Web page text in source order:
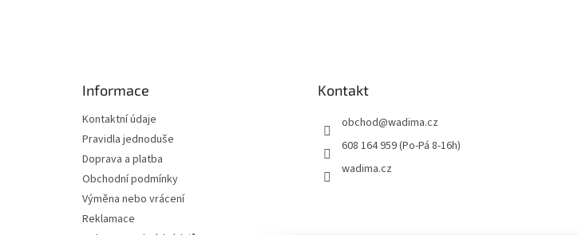
Informace
Kontaktní údaje
Pravidla jednoduše
Doprava a platba
Obchodní podmínky
Výměna nebo vrácení
Reklamace
Kontakt
obchod@wadima.cz
608 164 959 (Po-Pá 8-16h)
wadima.cz